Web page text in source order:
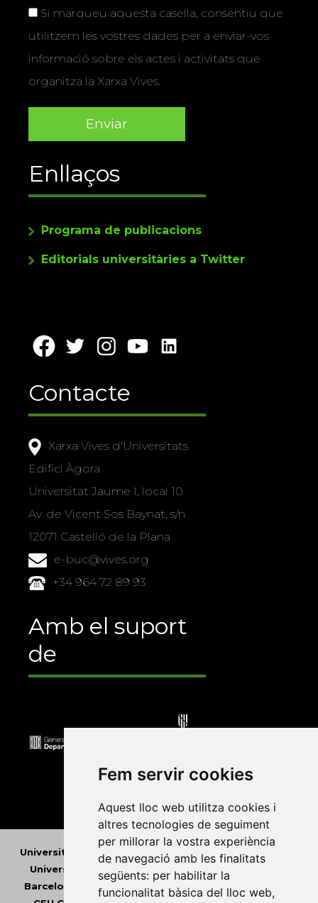
Fem servir cookies
Aquest lloc web utilitza cookies i
altres tecnologies de seguiment
per millorar la vostra experiència
de navegació amb les finalitats
següents: per habilitar la
funcionalitat bàsica del lloc web,
Si marqueu aquesta casella, consentiu que
utilitzem les vostres dades per a enviar-vos
informació sobre els actes i activitats que
organitza la Xarxa Vives.
Enllaços
Programa de publicacions
Editorials universitàries a Twitter
Contacte
Xarxa Vives d'Universitats
Edifici Àgora
Universitat Jaume I, local 10
Av. de Vicent Sos Baynat, s/n
12071 Castelló de la Plana
e-buc@vives.org
+34 964 72 89 93
Amb el suport
de
Universitat Abat Oliba CEU • Universitat d'Alacant
Universitat d'Andorra
•
Universitat Autònoma de
Barcelona
Universitat de Barcelona•
Universitat